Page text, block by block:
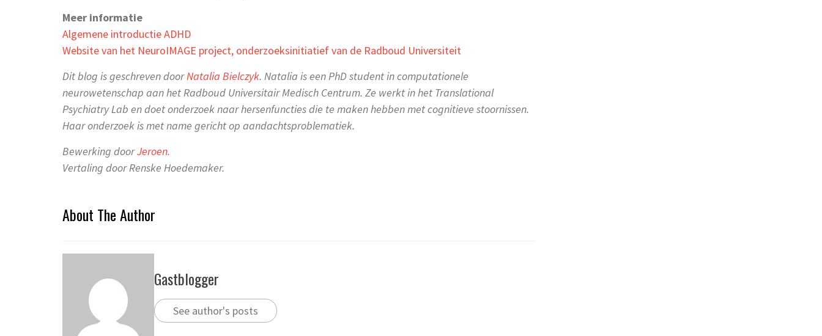
Meer informatie
Algemene introductie ADHD
Website van het NeuroIMAGE project, onderzoeksinitiatief van de Radboud Universiteit
Dit blog is geschreven doorNatalia Bielczyk. Natalia is een PhD student in computationele
neurowetenschap aan het Radboud Universitair Medisch Centrum. Ze werkt in het Translational
Psychiatry Lab en doet onderzoek naar hersenfuncties die te maken hebben met cognitieve stoornissen.
Haar onderzoek is met name gericht op aandachtsproblematiek.
Bewerking doorJeroen.
Vertaling door Renske Hoedemaker.
About The Author
Gastblogger
See author's posts